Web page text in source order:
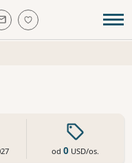
od 0USD/os.